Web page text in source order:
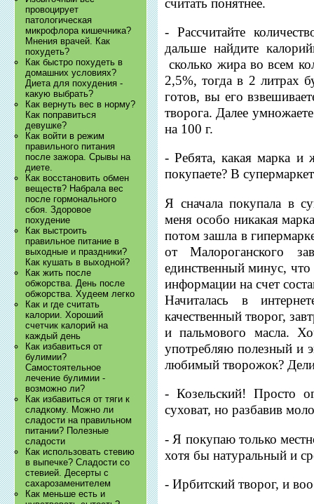
провоцирует
патологическая
микрофлора кишечника?
Мнения врачей. Как
похудеть?
Как быстро похудеть в
домашних условиях?
Диета для похудения -
какую выбрать?
Как вернуть вес в норму?
Как поправиться
девушке?
Как войти в режим
правильного питания
после зажора. Срывы на
диете.
Как восстановить обмен
веществ? Набрала вес
после гормонального
сбоя. Здоровое
похудение
Как выстроить
правильное питание в
выходные и праздники?
Как кушать в выходной?
Как жить после
обжорства. День после
обжорства. Худеем легко
Как и где считать
калории. Хороший
счетчик калорий на
каждый день
Как избавиться от
булимии?
Самостоятельное
лечение булимии -
возможно ли?
Как избавиться от тяги к
сладкому. Можно ли
сладости на правильном
питании? Полезные
сладости
Как использовать стевию
в выпечке? Сладости со
стевией. Десерты с
сахарозаменителем
Как меньше есть и
считать понятнее.
- Рассчитайте
дальше найдите
сколько жира во всем
2,5%, тогда в 2 литрах
готов, вы его
творога. Далее
на 100 г.
- Ребята, какая марка и
покупаете? В
Я сначала покупала в
меня особо никакая
потом зашла в
от Малороганского
единственный минус, что
информации на счет
Начиталась в
качественный творог,
и пальмового масла.
употребляю полезный и
любимый творожок?
- Козельский! Просто
суховат, но разбавив
- Я покупаю только
хотя бы натуральный и
- Ирбитский творог, и